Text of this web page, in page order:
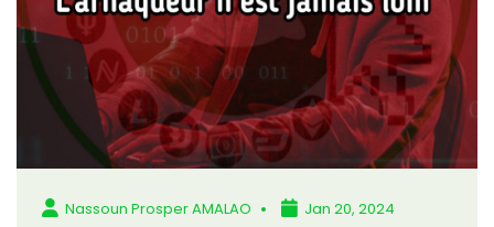
Nassoun Prosper AMALAO Jan 20, 2024